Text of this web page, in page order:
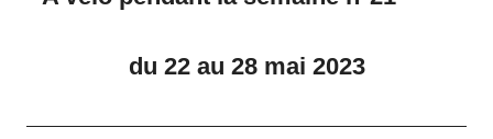
du 22 au 28 mai 2023